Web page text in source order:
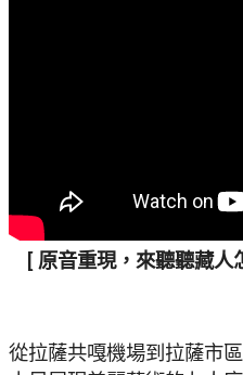
[ 原音重現，來聽聽藏人
從拉薩共嘎機場到拉薩市